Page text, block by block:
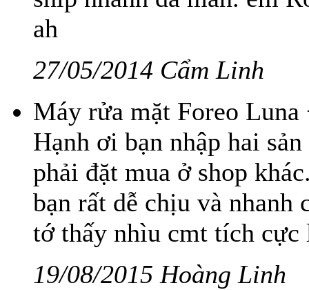
ah
27/05/2014 Cẩm Linh
Máy rửa mặt Foreo
Hạnh ơi bạn nhập hai
phải đặt mua ở shop
bạn rất dễ chịu và
tớ thấy nhìu cmt tích cực
19/08/2015 Hoàng Linh